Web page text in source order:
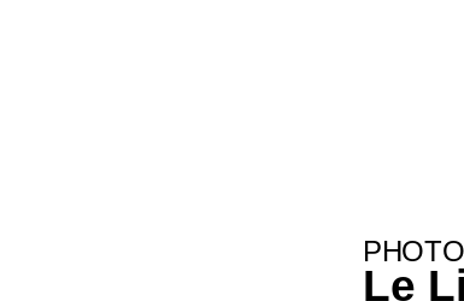
Le